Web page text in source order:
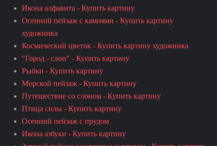
Икона алфавита - Купить картину
Осенний пейзаж с камнями - Купить картину
художника
Космический цветок - Купить картину художника
"Город - слон" - Купить картину
Рыбки - Купить картину
Морской пейзаж - Купить картину
Путешествие со слоном - Купить картину
Птица силы - Купить картину
Осенний пейзаж с прудом
Икона азбуки - Купить картину